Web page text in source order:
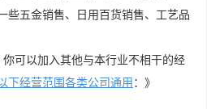
些五金销售、日用百货销售、工艺品
可以加入其他与本行业不相干的经
下经营范围各类公司通用：》